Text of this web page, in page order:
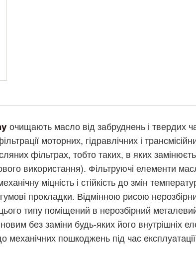
очищають масло від забруднень і твердих
моторних, гідравлічних і
фільтрах, тобто таких, в яких
використання). Фільтруючі елементи
міцність і стійкість до змін
прокладки. Відмінною рисою
типу поміщений в нерозбірний
новим без заміни будь-яких його
механічних пошкоджень під час